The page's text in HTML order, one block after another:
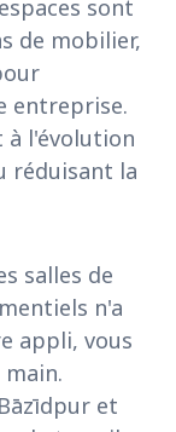
sont
de mobilier,
entreprise.
à l'évolution
réduisant la
salles de
n'a
appli, vous
et